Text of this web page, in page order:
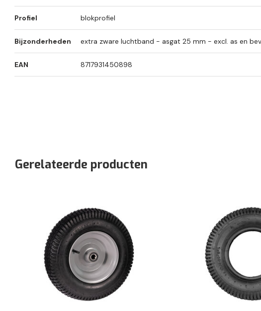
Profiel blokprofiel
Bijzonderheden extra zware luchtband - asgat 25 mm - excl. as en
EAN 8717931450898
Gerelateerde producten